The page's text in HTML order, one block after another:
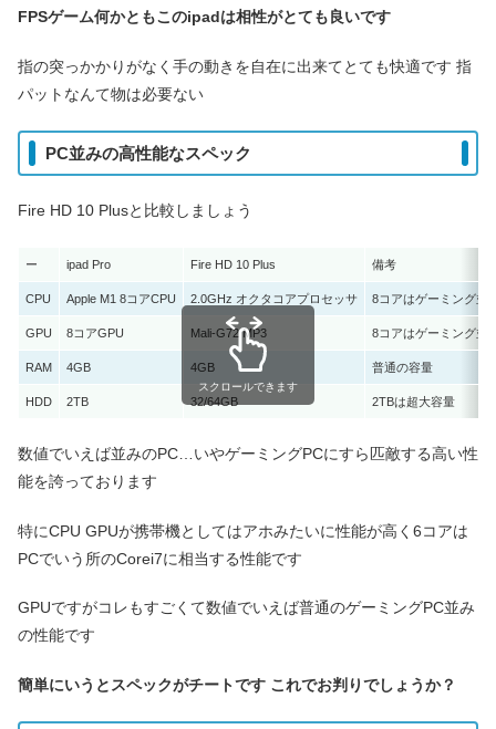
FPSゲーム何かともこのipadは相性がとても良いです
指の突っかかりがなく手の動きを自在に出来てとても快適です 指
パットなんて物は必要ない
PC並みの高性能なスペック
Fire HD 10 Plusと比較しましょう
ー ipad Pro Fire HD 10 Plus 備考
CPU Apple M1 8コアCPU 2.0GHz オクタコアプロセッサ 8コアはゲーミング並
GPU 8コアGPU Mali-G72 MP3 8コアはゲーミング並
RAM 4GB 4GB 普通の容量
HDD 2TB 32/64GB 2TBは超大容量
スクロールできます
数値でいえば並みのPC…いやゲーミングPCにすら匹敵する高い性
能を誇っております
特にCPU GPUが携帯機としてはアホみたいに性能が高く6コアは
PCでいう所のCorei7に相当する性能です
GPUですがコレもすごくて数値でいえば普通のゲーミングPC並み
の性能です
簡単にいうとスペックがチートです これでお判りでしょうか？